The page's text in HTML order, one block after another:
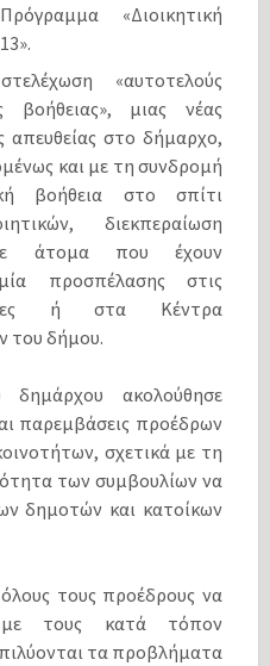
«Διοικητική
«αυτοτελούς
βοήθειας», μιας νέας
απευθείας στο δήμαρχο,
και με τη συνδρομή
βοήθεια στο σπίτι
διεκπεραίωση
άτομα που έχουν
προσπέλασης στις
ή στα Κέντρα
του δήμου.
ακολούθησε
παρεμβάσεις προέδρων
σχετικά με τη
των συμβουλίων να
δημοτών και κατοίκων
τους προέδρους να
με τους κατά τόπον
τα προβλήματα